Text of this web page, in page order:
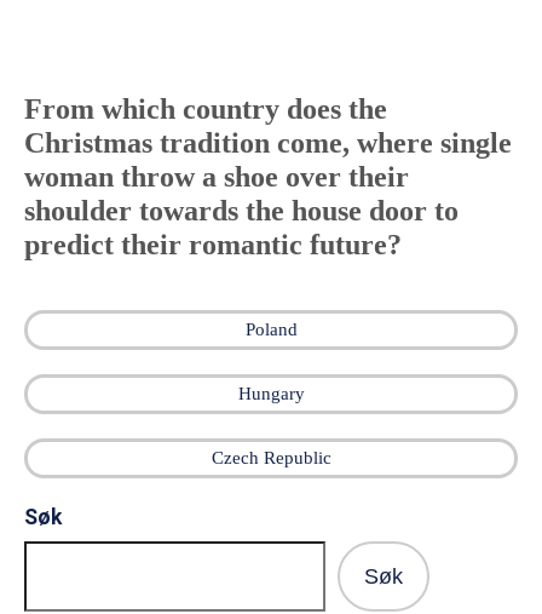
From which country does the
Christmas tradition come, where single
woman throw a shoe over their
shoulder towards the house door to
predict their romantic future?
Poland
Hungary
Czech Republic
Søk
Søk